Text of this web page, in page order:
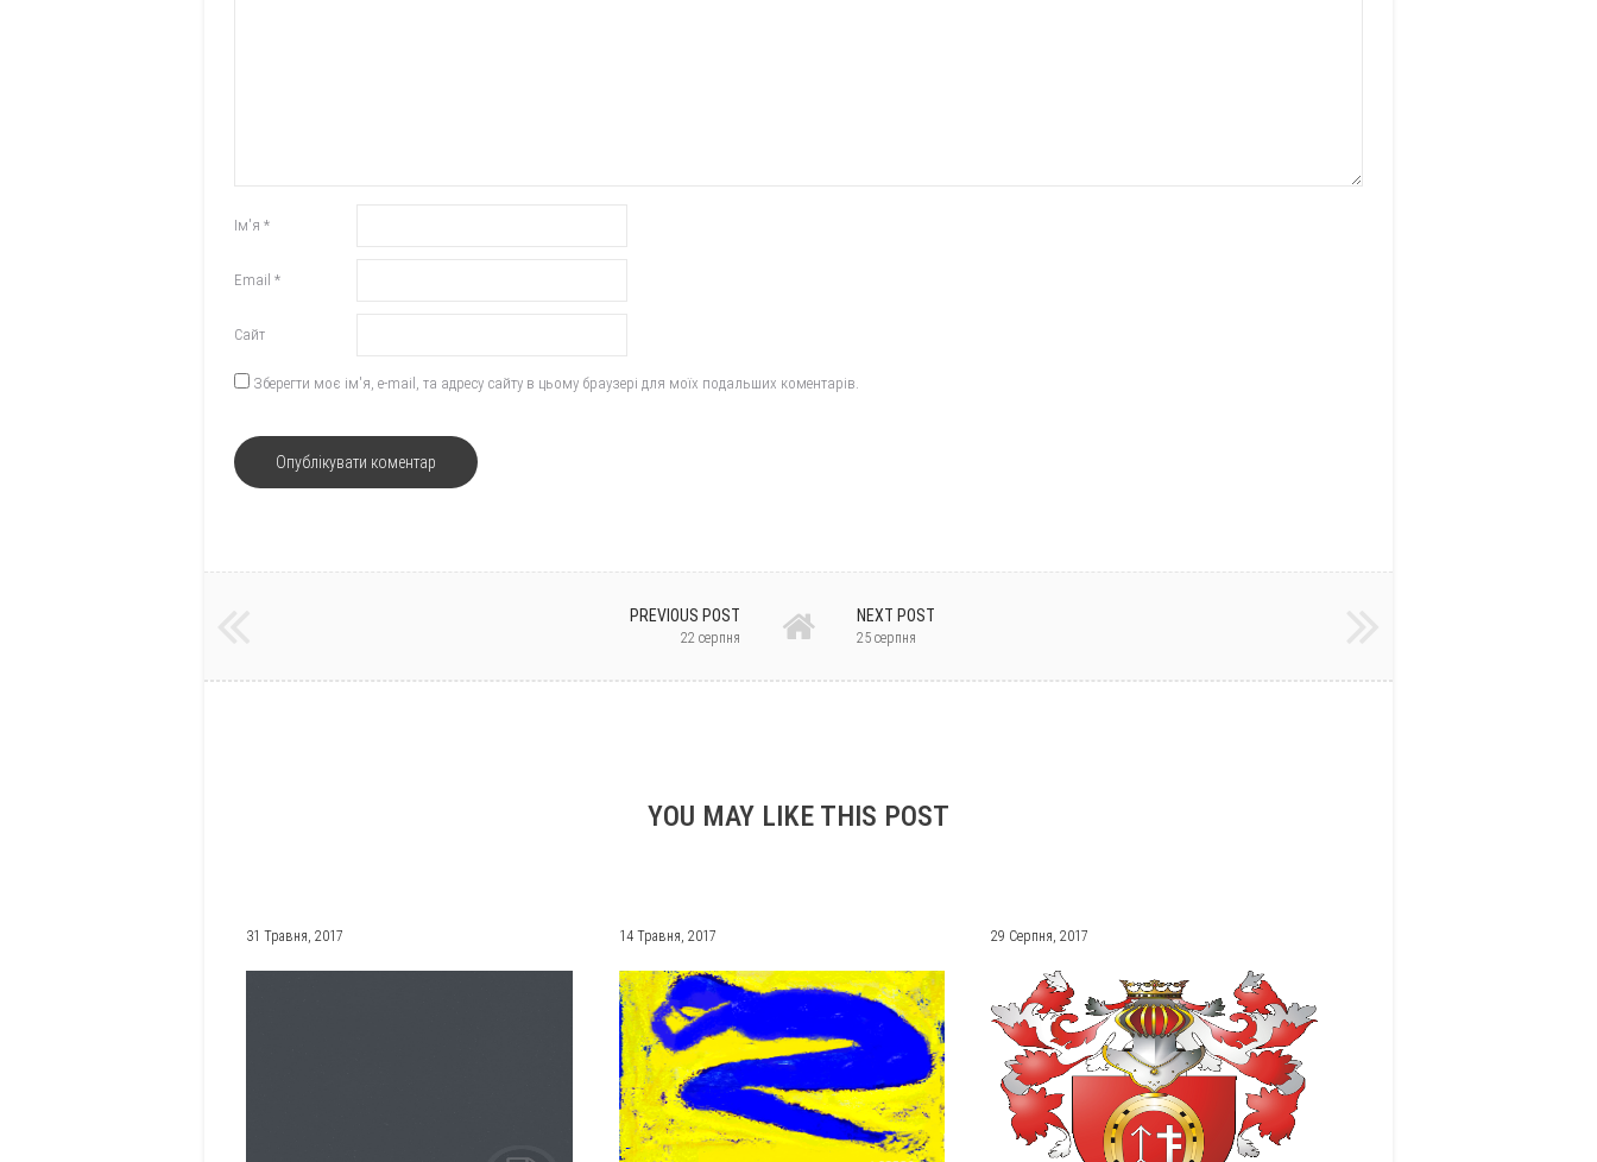
Ім'я *
Email *
Сайт
Зберегти моє ім'я, e-mail, та адресу сайту в цьому браузері для моїх подальших коментарів.
PREVIOUS POST
22 серпня
NEXT POST
25 серпня
YOU MAY LIKE THIS POST
31 Травня, 2017 14 Травня, 2017 29 Серпня, 2017